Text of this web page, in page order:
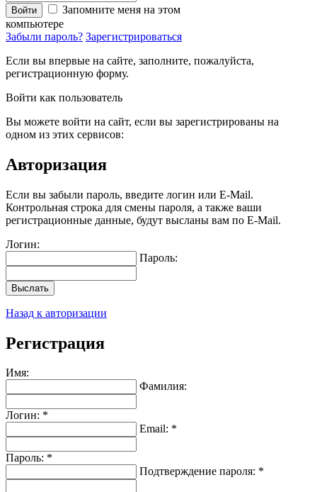
Войти
Запомните меня на этом
компьютере
Забыли пароль? Зарегистрироваться
Если вы впервые на сайте, заполните, пожалуйста,
регистрационную форму.
Войти как пользователь
Вы можете войти на сайт, если вы зарегистрированы на
одном из этих сервисов:
Авторизация
Если вы забыли пароль, введите логин или E-Mail.
Контрольная строка для смены пароля, а также ваши
регистрационные данные, будут высланы вам по E-Mail.
Логин:
Пароль:
Выслать
Назад к авторизации
Регистрация
Имя:
Фамилия:
Логин: *
Email: *
Пароль: *
Подтверждение пароля: *